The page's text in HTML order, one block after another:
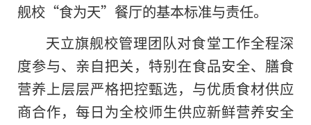
舰校“食为天”餐厅的基本标准与责任。
天立旗舰校管理团队对食堂工作全程深
度参与、亲自把关，特别在食品安全、膳食
营养上层层严格把控甄选，与优质食材供应
商合作，每日为全校师生供应新鲜营养安全